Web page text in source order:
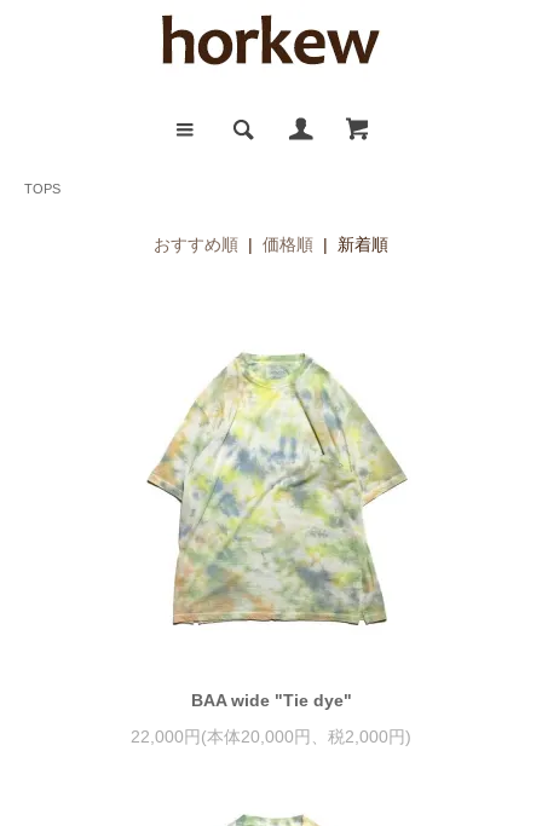
TOPS
おすすめ順 | 価格順 | 新着順
BAA wide "Tie dye"
22,000円(本体20,000円、税2,000円)